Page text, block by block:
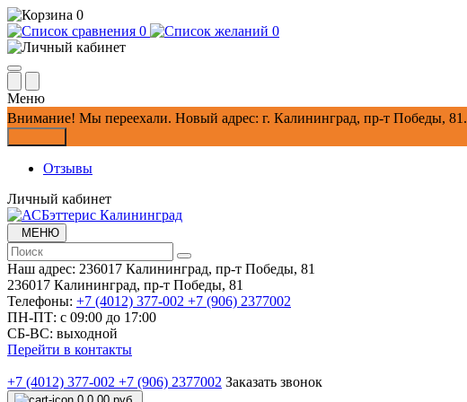
0
0
0
Меню
Внимание! Мы переехали. Новый адрес: г. Калининград, пр-т Победы, 81.
Отзывы
Личный кабинет
МЕНЮ
Наш адрес: 236017 Калининград,​ пр-т Победы, 81
236017 Калининград,​ пр-т Победы, 81
Телефоны: +7 (4012) 377-002 +7 (906) 2377002
ПН-ПТ: с 09:00 до 17:00
СБ-ВС: выходной
Перейти в контакты
+7 (4012) 377-002 +7 (906) 2377002 Заказать звонок